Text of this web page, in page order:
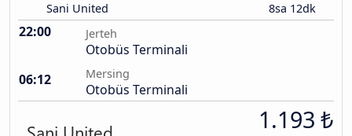
Sani United 8sa 12dk
22:00 Jerteh
Otobüs Terminali
06:12
Mersing
Otobüs Terminali
1.193 ₺